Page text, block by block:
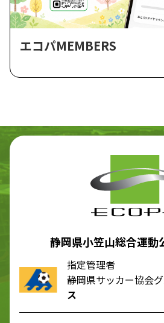
エコパMEMBERS
静岡県小笠山総合運
指定管理者
静岡県サッカー協会
ス